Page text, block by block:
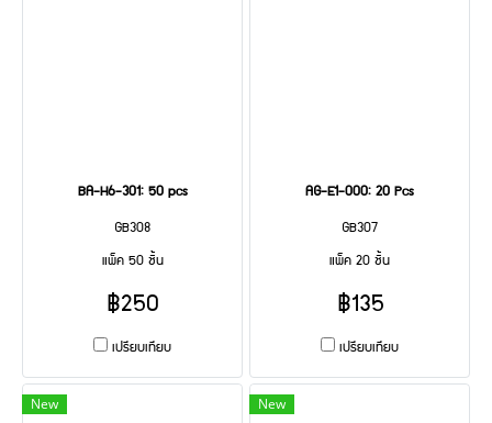
BA-H6-301: 50 pcs
GB308
แพ็ค 50 ชิ้น
฿250
เปรียบเทียบ
AG-E1-000: 20 Pcs
GB307
แพ็ค 20 ชิ้น
฿135
เปรียบเทียบ
New New